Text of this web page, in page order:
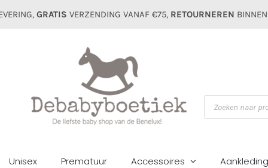
GRATIS VERZENDING VANAF €75, RETOURNEREN
Producten
zoeken
Unisex Prematuur Accessoires Aankleding